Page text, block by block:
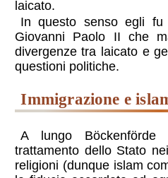
laicato.
In questo senso egli
Giovanni Paolo II che
divergenze tra laicato e
questioni politiche.
immigrazione e
A lungo
trattamento dello Stato
religioni (dunque islam